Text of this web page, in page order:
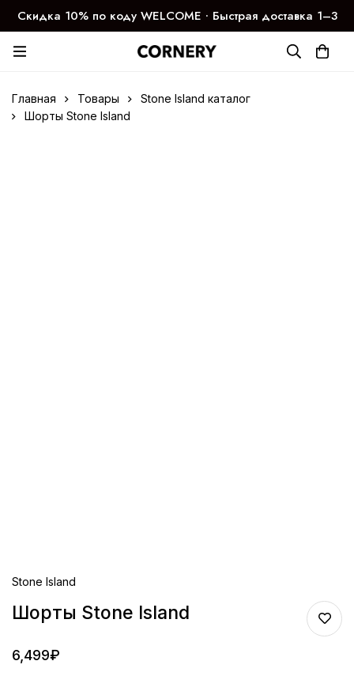
Скидка 10% по коду WELCOME ∙ Быстрая доставка 1–3
дня
Главная Товары
Stone Island каталог
Шорты Stone Island
Stone Island
Шорты Stone Island
6,499₽